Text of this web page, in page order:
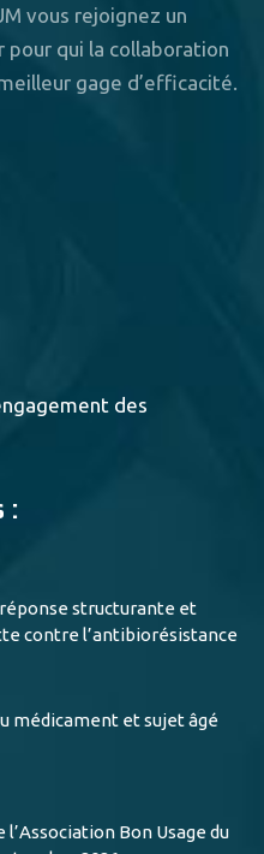
vous rejoignez un
qui la collaboration
gage d’efficacité.
des
:
réponse structurante et
contre l’antibiorésistance
médicament et sujet âgé
l’Association Bon Usage du